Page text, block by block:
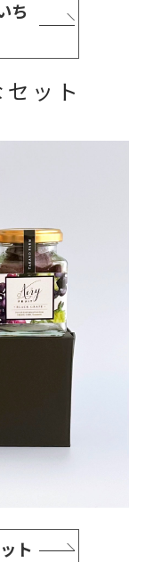
ち
ット
ト